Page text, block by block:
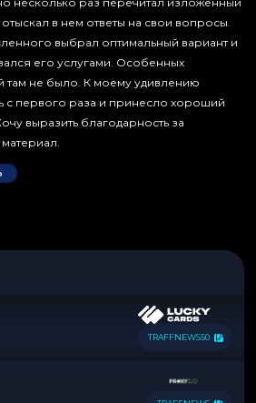
в нем ответы на свои вопросы.
выбрал оптимальный вариант и
его услугами. Особенных
там не было. К моему удивлению
с первого раза и принесло хороший
выразить благодарность за
TRAFFNEWS50